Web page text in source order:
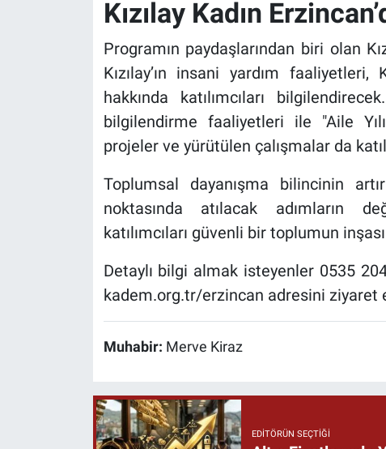
Kızılay Kadın
Programın paydaşlarından biri olan
Kızılay’ın insani yardım
hakkında katılımcıları
bilgilendirme faaliyetleri ile "Aile
projeler ve yürütülen çalışmalar da
Toplumsal dayanışma bilincinin
noktasında atılacak adımların
katılımcıları güvenli bir toplumun
Detaylı bilgi almak isteyenler 0535
kadem.org.tr/erzincan adresini ziyaret
Muhabir: Merve Kiraz
EDITÖRÜN SEÇTIĞI